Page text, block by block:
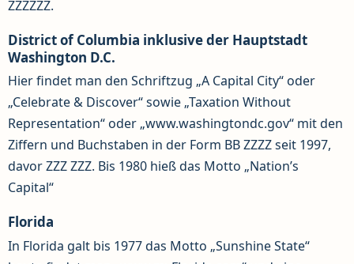
ZZZZZZ.
District of Columbia inklusive der Hauptstadt
Washington D.C.
Hier findet man den Schriftzug „A Capital City“ oder
„Celebrate & Discover“ sowie „Taxation Without
Representation“ oder „www.washingtondc.gov“ mit den
Ziffern und Buchstaben in der Form BB ZZZZ seit 1997,
davor ZZZ ZZZ. Bis 1980 hieß das Motto „Nation’s
Capital“
Florida
In Florida galt bis 1977 das Motto „Sunshine State“